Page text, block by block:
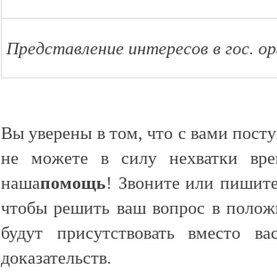
Представление интересов в гос.
Вы уверены в том, что с вами
не можете в силу нехватки
нашапомощь! Звоните или
чтобы решить ваш вопрос в
будут присутствовать вместо
доказательств.